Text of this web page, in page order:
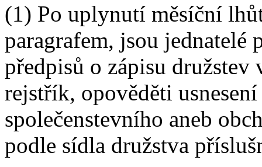
(1) Po uplynutí měsíční
paragrafem, jsou jednatelé
předpisů o zápisu družstev
rejstřík, opověděti
společenstevního aneb
podle sídla družstva